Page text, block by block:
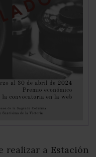
realizar a Estación